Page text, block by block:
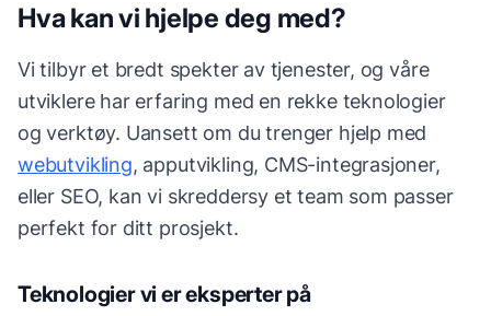
Hva kan vi hjelpe deg med?
Vi tilbyr et bredt spekter av tjenester, og våre
utviklere har erfaring med en rekke teknologier
og verktøy. Uansett om du trenger hjelp med
webutvikling, apputvikling, CMS-integrasjoner,
eller SEO, kan vi skreddersy et team som passer
perfekt for ditt prosjekt.
Teknologier vi er eksperter på